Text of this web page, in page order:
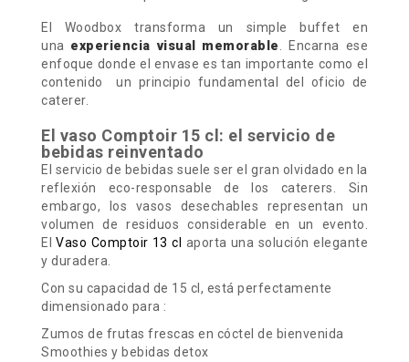
El Woodbox transforma un simple buffet en
una experiencia visual memorable. Encarna ese
enfoque donde el envase es tan importante como el
contenido un principio fundamental del oficio de
caterer.
El vaso Comptoir 15 cl: el servicio de
bebidas reinventado
El servicio de bebidas suele ser el gran olvidado en la
reflexión eco-responsable de los caterers. Sin
embargo, los vasos desechables representan un
volumen de residuos considerable en un evento.
ElVaso Comptoir 13 cl aporta una solución elegante
y duradera.
Con su capacidad de 15 cl, está perfectamente
dimensionado para :
Zumos de frutas frescas en cóctel de bienvenida
Smoothies y bebidas detox